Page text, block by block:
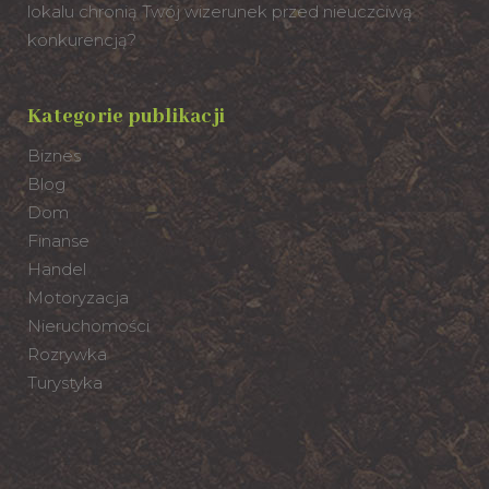
lokalu chronią Twój wizerunek przed nieuczciwą
konkurencją?
Kategorie publikacji
Biznes
Blog
Dom
Finanse
Handel
Motoryzacja
Nieruchomości
Rozrywka
Turystyka